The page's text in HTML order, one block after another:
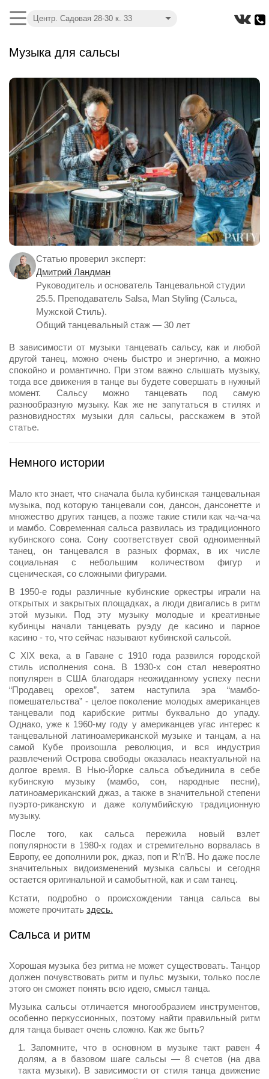
Центр. Садовая 28-30 к. 33
Музыка для сальсы
Статью проверил эксперт:
Дмитрий Ландман
Руководитель и основатель Танцевальной студии
25.5. Преподаватель Salsa, Man Styling (Сальса,
Мужской Стиль).
Общий танцевальный стаж — 30 лет
В зависимости от музыки танцевать сальсу, как и любой
другой танец, можно очень быстро и энергично, а можно
спокойно и романтично. При этом важно слышать музыку,
тогда все движения в танце вы будете совершать в нужный
момент. Сальсу можно танцевать под самую
разнообразную музыку. Как же не запутаться в стилях и
разновидностях музыки для сальсы, расскажем в этой
статье.
Немного истории
Мало кто знает, что сначала была кубинская танцевальная
музыка, под которую танцевали сон, дансон, дансонетте и
множество других танцев, а позже такие стили как ча-ча-ча
и мамбо. Современная сальса развилась из традиционного
кубинского сона. Сону соответствует свой одноименный
танец, он танцевался в разных формах, в их числе
социальная с небольшим количеством фигур и
сценическая, со сложными фигурами.
В 1950-е годы различные кубинские оркестры играли на
открытых и закрытых площадках, а люди двигались в ритм
этой музыки. Под эту музыку молодые и креативные
кубинцы начали танцевать руэду де касино и парное
касино - то, что сейчас называют кубинской сальсой.
С XIX века, а в Гаване с 1910 года развился городской
стиль исполнения сона. В 1930-х сон стал невероятно
популярен в США благодаря неожиданному успеху песни
“Продавец орехов”, затем наступила эра “мамбо-
помешательства” - целое поколение молодых американцев
танцевали под карибские ритмы буквально до упаду.
Однако, уже к 1960-му году у американцев угас интерес к
танцевальной латиноамериканской музыке и танцам, а на
самой Кубе произошла революция, и вся индустрия
развлечений Острова свободы оказалась неактуальной на
долгое время. В Нью-Йорке сальса объединила в себе
кубинскую музыку (мамбо, сон, народные песни),
латиноамериканский джаз, а также в значительной степени
пуэрто-риканскую и даже колумбийскую традиционную
музыку.
После того, как сальса пережила новый взлет
популярности в 1980-х годах и стремительно ворвалась в
Европу, ее дополнили рок, джаз, поп и R’n’B. Но даже после
значительных видоизменений музыка сальсы и сегодня
остается оригинальной и самобытной, как и сам танец.
Кстати, подробно о происхождении танца сальса вы
можете прочитать здесь.
Сальса и ритм
Хорошая музыка без ритма не может существовать. Танцор
должен почувствовать ритм и пульс музыки, только после
этого он сможет понять всю идею, смысл танца.
Музыка сальсы отличается многообразием инструментов,
особенно перкуссионных, поэтому найти правильный ритм
для танца бывает очень сложно. Как же быть?
Запомните, что в основном в музыке такт равен 4
долям, а в базовом шаге сальсы — 8 счетов (на два
такта музыки). В зависимости от стиля танца движение